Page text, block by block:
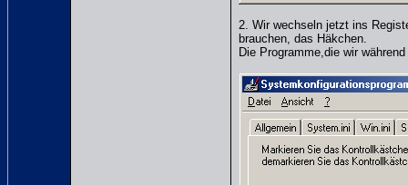
2. Wir wechseln jetzt ins
brauchen, das Häkchen.
Die Programme,die wir